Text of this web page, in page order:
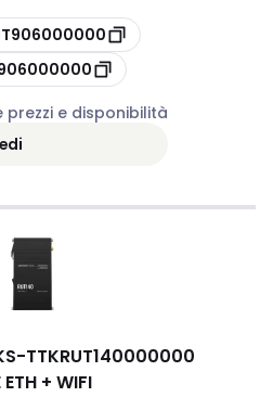
prezzi e disponibilità
-TTKRUT140000000
ETH + WIFI